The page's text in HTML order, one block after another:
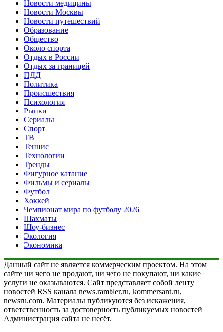
Новости медицины
Новости Москвы
Новости путешествий
Образование
Общество
Около спорта
Отдых в России
Отдых за границей
ПДД
Политика
Происшествия
Психология
Рынки
Сериалы
Спорт
ТВ
Теннис
Технологии
Тренды
Фигурное катание
Фильмы и сериалы
Футбол
Хоккей
Чемпионат мира по футболу 2026
Шахматы
Шоу-бизнес
Экология
Экономика
Данный сайт не является коммерческим проектом. На этом
сайте ни чего не продают, ни чего не покупают, ни какие
услуги не оказываются. Сайт представляет собой ленту
новостей RSS канала news.rambler.ru, kommersant.ru,
newsru.com. Материалы публикуются без искажения,
ответственность за достоверность публикуемых новостей
Администрация сайта не несёт.